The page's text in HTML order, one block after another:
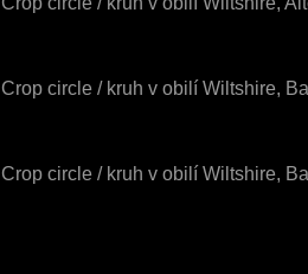
Crop circle / kruh v obilí Wiltshire,
Crop circle / kruh v obilí Wiltshire,